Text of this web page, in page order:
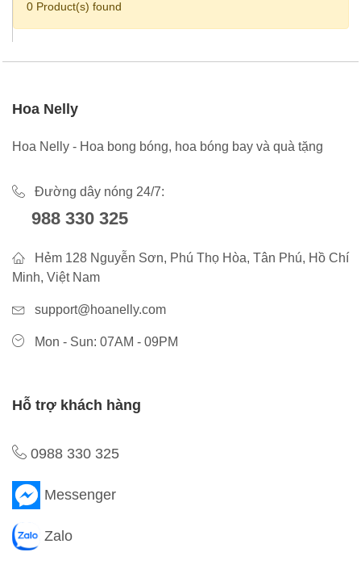
0 Product(s) found
Hoa Nelly
Hoa Nelly - Hoa bong bóng, hoa bóng bay và quà tặng
Đường dây nóng 24/7:
988 330 325
Hẻm 128 Nguyễn Sơn, Phú Thọ Hòa, Tân Phú, Hồ Chí
Minh, Việt Nam
support@hoanelly.com
Mon - Sun: 07AM - 09PM
Hỗ trợ khách hàng
0988 330 325
Messenger
Zalo